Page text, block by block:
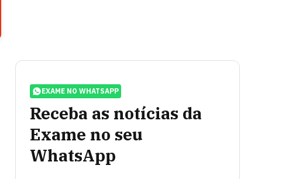
EXAME NO WHATSAPP
Receba as notícias da
Exame no seu
WhatsApp